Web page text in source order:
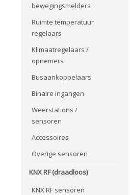
bewegingsmelders
Ruimte temperatuur
regelaars
Klimaatregelaars /
opnemers
Busaankoppelaars
Binaire ingangen
Weerstations /
sensoren
Accessoires
Overige sensoren
KNX RF (draadloos)
KNX RF sensoren